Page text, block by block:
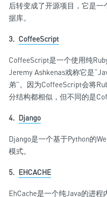
后转变成了开源项目，它是
据库。
3. CoffeeScript
CoffeeScript是一个使用纯
Jeremy Ashkenas戏称它是
弟”。因为CoffeeScript会将
分结构都相似，但不同的是
4. Django
Django是一个基于Python的
模式。
5. EHCACHE
EhCache是一个纯Java的进